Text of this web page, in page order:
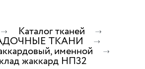
Каталог тканей
ТКАНИ
именной
жаккард НП32